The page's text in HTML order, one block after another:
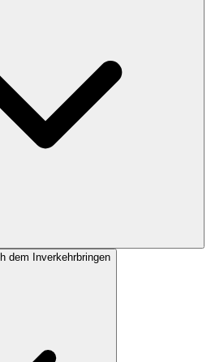
dem Inverkehrbringen